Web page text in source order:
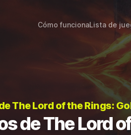
Cómo funcionaLista de
The Lord of the Rings:
de The Lord